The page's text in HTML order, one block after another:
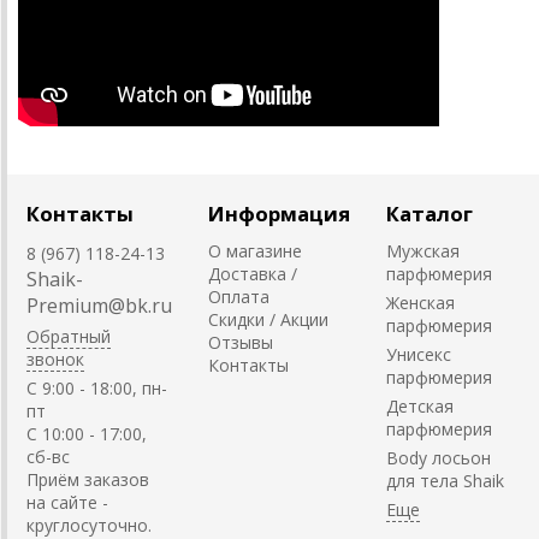
Контакты
8 (967) 118-24-13
Shaik-
Premium@bk.ru
Обратный
звонок
C 9:00 - 18:00, пн-
пт
С 10:00 - 17:00,
сб-вс
Приём заказов
на сайте -
круглосуточно.
Информация
О магазине
Доставка /
Оплата
Скидки / Акции
Отзывы
Контакты
Каталог
Мужская
парфюмерия
Женская
парфюмерия
Унисекс
парфюмерия
Детская
парфюмерия
Body лосьон
для тела Shaik